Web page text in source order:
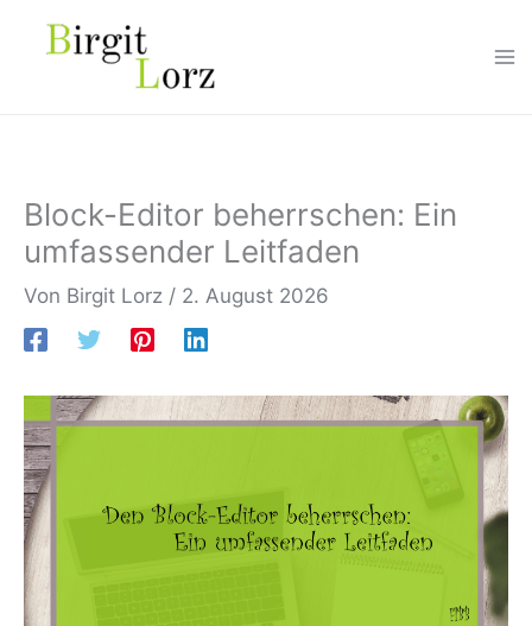
Inhalt
Block-Editor beherrschen: Ein
umfassender Leitfaden
Von Birgit Lorz / 2. August 2026